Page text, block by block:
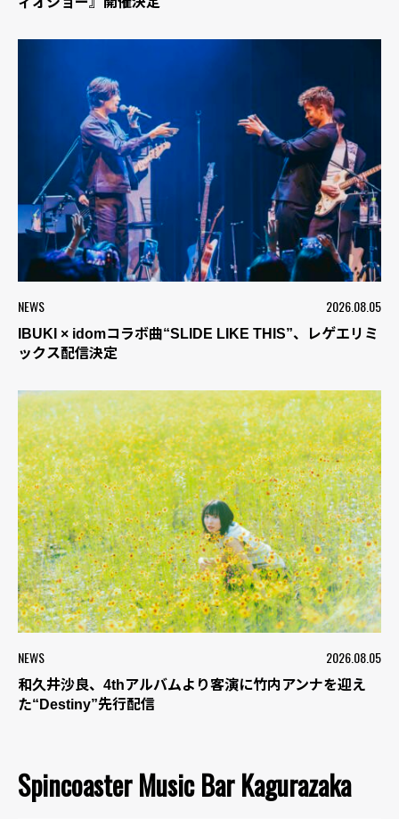
NEWS 2026.08.05
IBUKI × idomコラボ曲“SLIDE LIKE THIS”、レゲエリミ
ックス配信決定
NEWS 2026.08.05
和久井沙良、4thアルバムより客演に竹内アンナを迎え
た“Destiny”先行配信
Spincoaster Music Bar Kagurazaka